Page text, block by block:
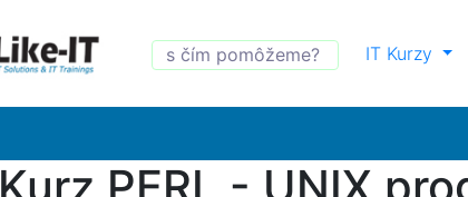
IT Kurzy